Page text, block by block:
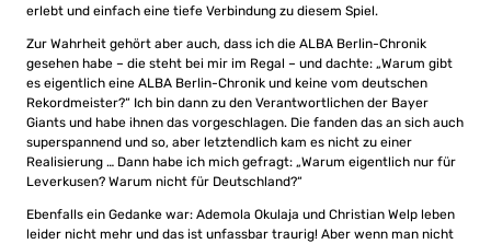
erlebt und einfach eine tiefe Verbindung zu diesem Spiel.
Zur Wahrheit gehört aber auch, dass ich die ALBA Berlin-Chronik
gesehen habe – die steht bei mir im Regal – und dachte: „Warum gibt
es eigentlich eine ALBA Berlin-Chronik und keine vom deutschen
Rekordmeister?“ Ich bin dann zu den Verantwortlichen der Bayer
Giants und habe ihnen das vorgeschlagen. Die fanden das an sich auch
superspannend und so, aber letztendlich kam es nicht zu einer
Realisierung … Dann habe ich mich gefragt: „Warum eigentlich nur für
Leverkusen? Warum nicht für Deutschland?“
Ebenfalls ein Gedanke war: Ademola Okulaja und Christian Welp leben
leider nicht mehr und das ist unfassbar traurig! Aber wenn man nicht